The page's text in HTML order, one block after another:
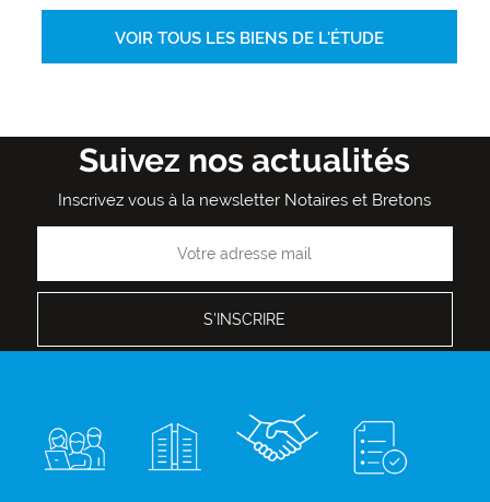
VOIR TOUS LES BIENS DE L'ÉTUDE
Suivez nos actualités
Inscrivez vous à la newsletter Notaires et Bretons